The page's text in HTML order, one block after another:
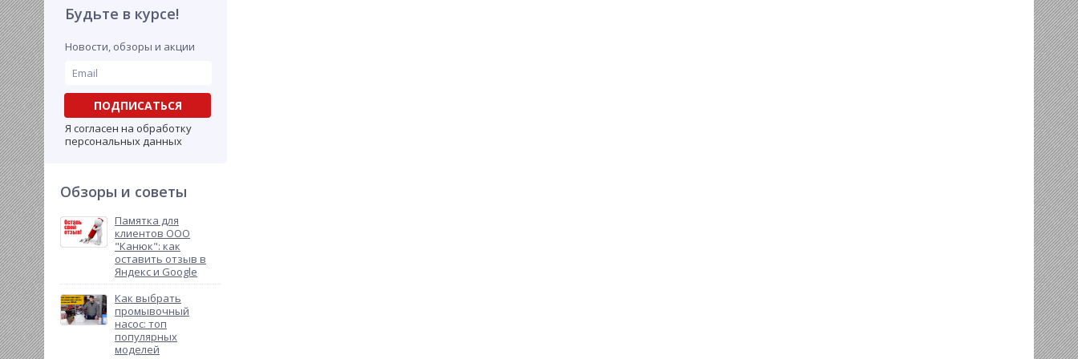
Будьте в курсе!
Новости, обзоры и акции
ПОДПИСАТЬСЯ
Я согласен на обработку
персональных данных
Обзоры и советы
Памятка для
клиентов ООО
"Канюк": как
оставить отзыв в
Яндекс и Google
Как выбрать
промывочный
насос: топ
популярных
моделей